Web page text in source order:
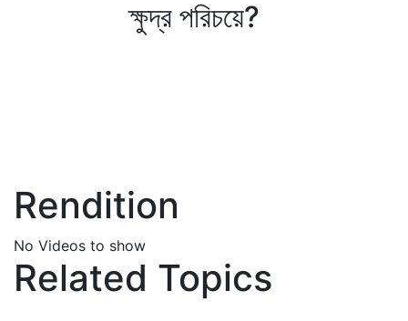
ক্ষুদ্র পরিচয়ে?
Rendition
No Videos to show
Related Topics